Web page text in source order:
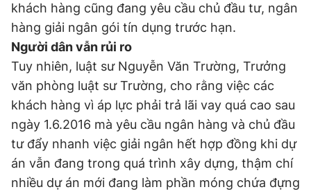
khách hàng cũng đang yêu cầu chủ đầu tư, ngân
hàng giải ngân gói tín dụng trước hạn.
Người dân vẫn rủi ro
Tuy nhiên, luật sư Nguyễn Văn Trường, Trưởng
văn phòng luật sư Trường, cho rằng việc các
khách hàng vì áp lực phải trả lãi vay quá cao sau
ngày 1.6.2016 mà yêu cầu ngân hàng và chủ đầu
tư đẩy nhanh việc giải ngân hết hợp đồng khi dự
án vẫn đang trong quá trình xây dựng, thậm chí
nhiều dự án mới đang làm phần móng chứa đựng